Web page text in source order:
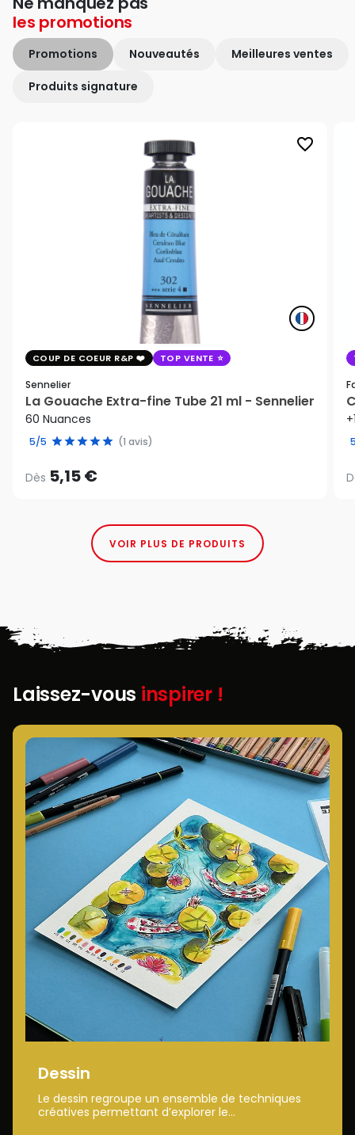
les promotions
Promotions Nouveautés Meilleures ventes
Produits signature
favorite_border
COUP DE COEUR R&P TOP VENTE
Sennelier
La Gouache Extra-fine Tube 21 ml - Sennelier
60 Nuances
5/5 (1 avis)
Dès 5,15 €
VOIR PLUS DE PRODUITS
Laissez-vous inspirer !
Dessin
Le dessin regroupe un ensemble de techniques
créatives permettant d’explorer le...